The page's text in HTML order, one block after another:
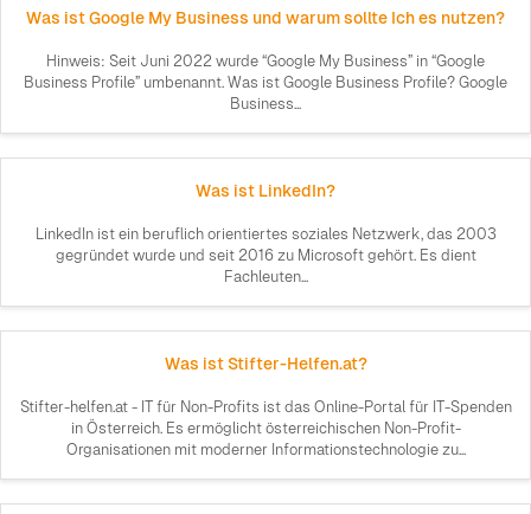
Was ist Google My Business und warum sollte Ich es nutzen?
Hinweis: Seit Juni 2022 wurde “Google My Business” in “Google
Business Profile” umbenannt. Was ist Google Business Profile? Google
Business...
Was ist LinkedIn?
LinkedIn ist ein beruflich orientiertes soziales Netzwerk, das 2003
gegründet wurde und seit 2016 zu Microsoft gehört. Es dient
Fachleuten...
Was ist Stifter-Helfen.at?
Stifter-helfen.at - IT für Non-Profits ist das Online-Portal für IT-Spenden
in Österreich. Es ermöglicht österreichischen Non-Profit-
Organisationen mit moderner Informationstechnologie zu...